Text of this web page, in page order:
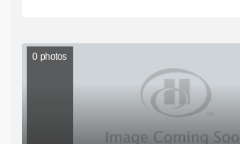
0 photos